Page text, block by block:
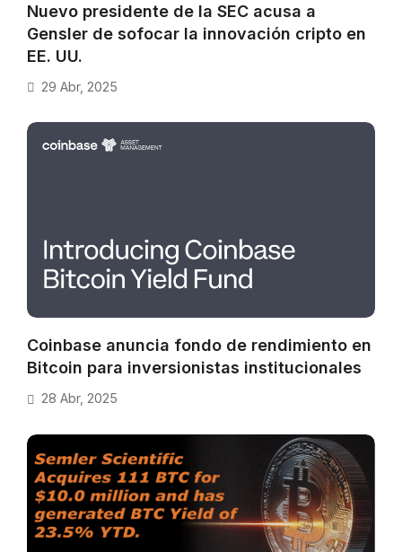
Nuevo presidente de la SEC acusa a
Gensler de sofocar la innovación cripto en
EE. UU.
29 Abr, 2025
Coinbase anuncia fondo de rendimiento en
Bitcoin para inversionistas institucionales
28 Abr, 2025